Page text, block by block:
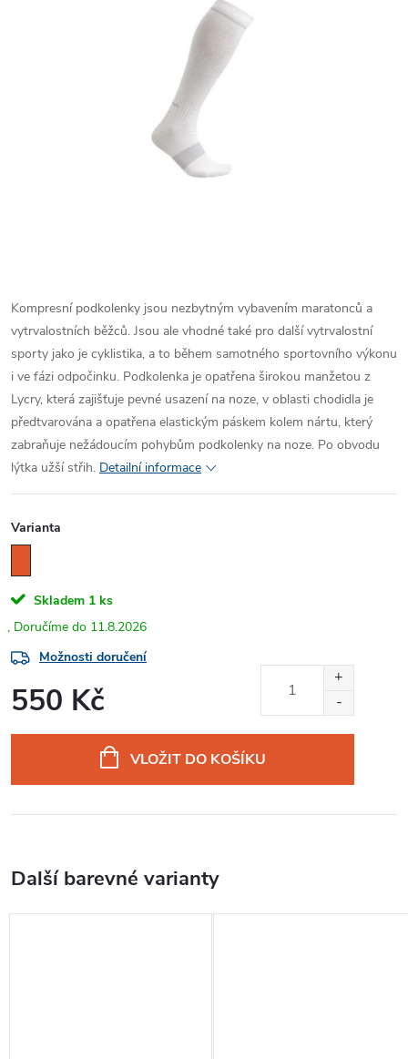
Kompresní podkolenky jsou nezbytným vybavením maratonců a
vytrvalostních běžců. Jsou ale vhodné také pro další vytrvalostní
sporty jako je cyklistika, a to během samotného sportovního výkonu
i ve fázi odpočinku. Podkolenka je opatřena širokou manžetou z
Lycry, která zajišťuje pevné usazení na noze, v oblasti chodidla je
předtvarována a opatřena elastickým páskem kolem nártu, který
zabraňuje nežádoucím pohybům podkolenky na noze. Po obvodu
lýtka užší střih. Detailní informace
Varianta
Skladem 1 ks
11.8.2026
Možnosti doručení
550 Kč
VLOŽIT DO KOŠÍKU